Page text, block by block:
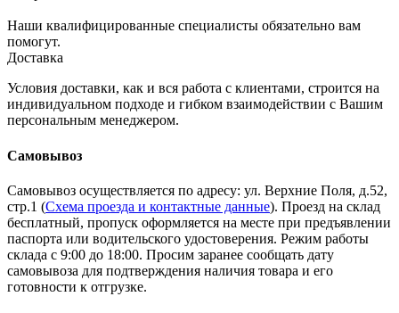
Наши квалифицированные специалисты обязательно вам
помогут.
Доставка
Условия доставки, как и вся работа с клиентами, строится на
индивидуальном подходе и гибком взаимодействии с Вашим
персональным менеджером.
Самовывоз
Самовывоз осуществляется по адресу: ул. Верхние Поля, д.52,
стр.1 (Схема проезда и контактные данные). Проезд на склад
бесплатный, пропуск оформляется на месте при предъявлении
паспорта или водительского удостоверения. Режим работы
склада с 9:00 до 18:00. Просим заранее сообщать дату
самовывоза для подтверждения наличия товара и его
готовности к отгрузке.